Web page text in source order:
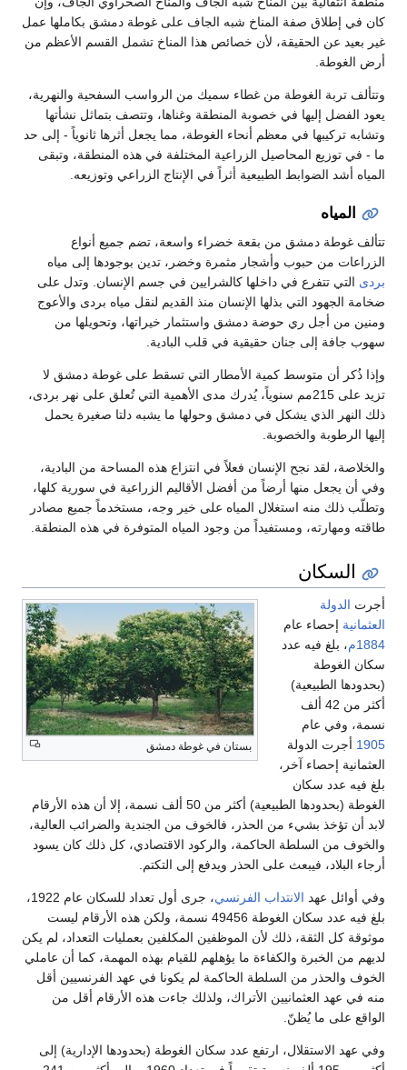
كان في إطلاق صفة المناخ شبه الجاف على غوطة دمشق بكاملها عمل
غير بعيد عن الحقيقة، لأن خصائص هذا المناخ تشمل القسم الأعظم من
أرض الغوطة.
وتتألف تربة الغوطة من غطاء سميك من الرواسب السفحية والنهرية،
يعود الفضل إليها في خصوبة المنطقة وغناها، وتتصف بتماثل نشأتها
وتشابه تركيبها في معظم أنحاء الغوطة، مما يجعل أثرها ثانوياً - إلى حد
ما - في توزيع المحاصيل الزراعية المختلفة في هذه المنطقة، وتبقى
المياه أشد الضوابط الطبيعية أثراً في الإنتاج الزراعي وتوزيعه.
المياه
تتألف غوطة دمشق من بقعة خضراء واسعة، تضم جميع أنواع
الزراعات من حبوب وأشجار مثمرة وخضر، تدين بوجودها إلى مياه
بردى التي تتفرع في داخلها كالشرايين في جسم الإنسان. وتدل على
ضخامة الجهود التي بذلها الإنسان منذ القديم لنقل مياه بردى والأعوج
ومنين من أجل ري حوضة دمشق واستثمار خيراتها، وتحويلها من
سهوب جافة إلى جنان حقيقية في قلب البادية.
وإذا ذُكر أن متوسط كمية الأمطار التي تسقط على غوطة دمشق لا
تزيد على 215مم سنوياً، يُدرك مدى الأهمية التي تُعلق على نهر بردى،
ذلك النهر الذي يشكل في دمشق وحولها ما يشبه دلتا صغيرة يحمل
إليها الرطوبة والخصوبة.
والخلاصة، لقد نجح الإنسان فعلاً في انتزاع هذه المساحة من البادية،
وفي أن يجعل منها أرضاً من أفضل الأقاليم الزراعية في سورية كلها،
وتطلّب ذلك منه استغلال المياه على خير وجه، مستخدماً جميع مصادر
طاقته ومهارته، ومستفيداً من وجود المياه المتوفرة في هذه المنطقة.
السكان
بستان في غوطة دمشق
أجرت الدولة
العثمانية إحصاء عام
1884م
، بلغ فيه عدد
سكان الغوطة
(بحدودها الطبيعية)
أكثر من 42 ألف
نسمة، وفي عام
1905 أجرت الدولة
العثمانية إحصاء آخر،
بلغ فيه عدد سكان
الغوطة (بحدودها الطبيعية) أكثر من 50 ألف نسمة، إلا أن هذه الأرقام
لابد أن تؤخذ بشيء من الحذر، فالخوف من الجندية والضرائب العالية،
والخوف من السلطة الحاكمة، والركود الاقتصادي، كل ذلك كان يسود
أرجاء البلاد، فيبعث على الحذر ويدفع إلى التكتم.
وفي أوائل عهد الانتداب الفرنسي
، جرى أول تعداد للسكان عام 1922،
بلغ فيه عدد سكان الغوطة 49456 نسمة، ولكن هذه الأرقام ليست
موثوقة كل الثقة، ذلك لأن الموظفين المكلفين بعمليات التعداد، لم يكن
لديهم من الخبرة والكفاءة ما يؤهلهم للقيام بهذه المهمة، كما أن عاملي
الخوف والحذر من السلطة الحاكمة لم يكونا في عهد الفرنسيين أقل
منه في عهد العثمانيين الأتراك، ولذلك جاءت هذه الأرقام أقل من
الواقع على ما يُظنّ.
وفي عهد الاستقلال، ارتفع عدد سكان الغوطة (بحدودها الإدارية) إلى